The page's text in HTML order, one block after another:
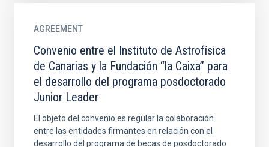
AGREEMENT
Convenio entre el Instituto de Astrofísica
de Canarias y la Fundación “la Caixa” para
el desarrollo del programa posdoctorado
Junior Leader
El objeto del convenio es regular la colaboración
entre las entidades firmantes en relación con el
desarrollo del programa de becas de posdoctorado